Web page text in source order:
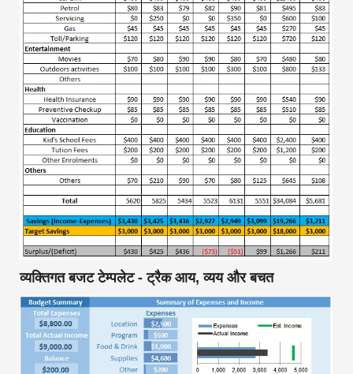
व्यक्तिगत बजट टेम्पलेट - ट्रैक आय, व्यय और बचत